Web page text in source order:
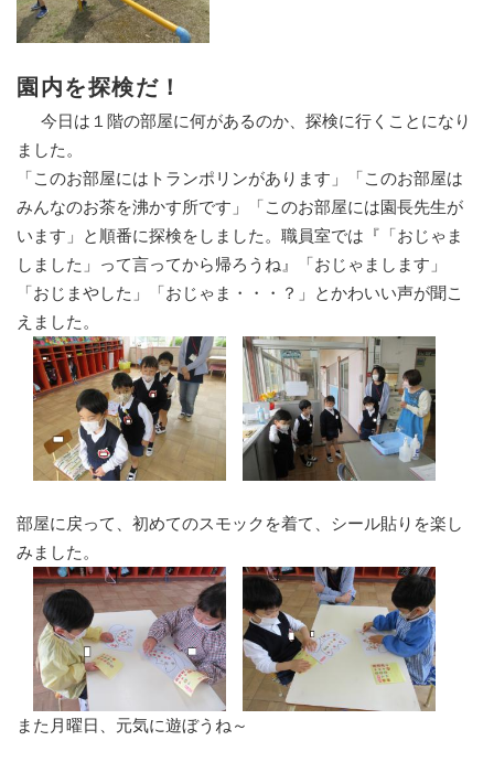
園内を探検だ！
今日は１階の部屋に何があるのか、探検に行くことになり
ました。
「このお部屋にはトランポリンがあります」「このお部屋は
みんなのお茶を沸かす所です」「このお部屋には園長先生が
います」と順番に探検をしました。職員室では『「おじゃま
しました」って言ってから帰ろうね』「おじゃまします」
「おじまやした」「おじゃま・・・？」とかわいい声が聞こ
えました。
部屋に戻って、初めてのスモックを着て、シール貼りを楽し
みました。
また月曜日、元気に遊ぼうね～